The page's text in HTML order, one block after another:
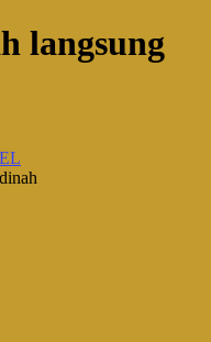
langsung